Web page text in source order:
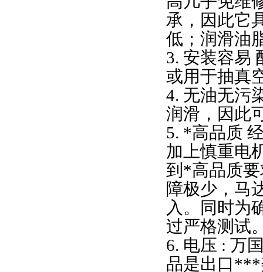
承，因此它
低；润滑油
3. 安装容易
或用于抽真
4. 无油无污
润滑，因此
5. *高品质
加上慎重电
到*高品质
障极少，马
入。同时为
过严格测试
6. 电压 : 万
品是出口***